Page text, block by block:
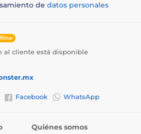
de datos personales
al cliente está disponible
Facebook WhatsApp
Quiénes somos